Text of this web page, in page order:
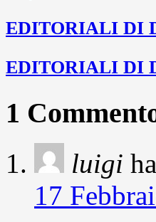
EDITORIALI DI
EDITORIALI DI
1
luigi
17